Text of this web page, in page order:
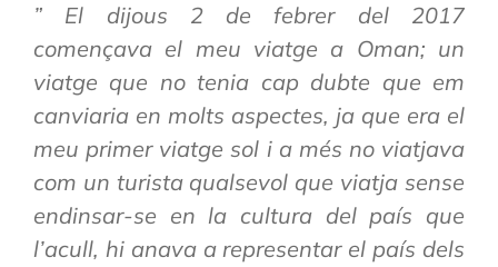
” El dijous 2 de febrer del 2017
començava el meu viatge a Oman; un
viatge que no tenia cap dubte que em
canviaria en molts aspectes, ja que era el
meu primer viatge sol i a més no viatjava
com un turista qualsevol que viatja sense
endinsar-se en la cultura del país que
l’acull, hi anava a representar el país dels